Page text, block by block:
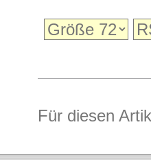
Für diesen